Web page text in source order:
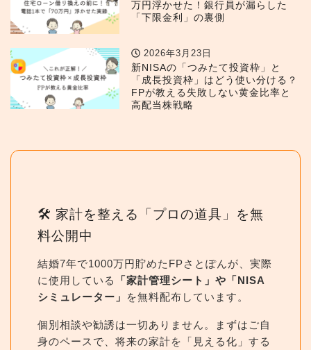
万円浮かせた！銀行員が漏らした
「下限金利」の裏側
2026年3月23日
新NISAの「つみたて投資枠」と
「成長投資枠」はどう使い分ける？
FPが教える失敗しない黄金比率と
高配当株戦略
🛠 家計を整える「プロの道具」を無
料公開中
結婚7年で1000万円貯めたFPさとぽんが、実際
に使用している
「家計管理シート」や「NISA
シミュレーター」
を無料配布しています。
個別相談や勧誘は一切ありません。まずはご自
身のペースで、将来の家計を「見える化」する